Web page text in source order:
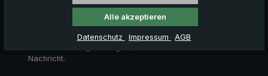
Auf Basis der Fotos wird von uns geprüft, ob Ihre Reklamation
anerkannt wird, oder nicht. Falls der Defekt auf dem Foto
nicht erkennbar sein sollte, oder falls wir den Artikel zur
Nachricht.
Alle akzeptieren
Datenschutz Impressum AGB